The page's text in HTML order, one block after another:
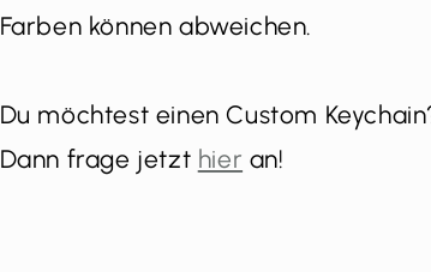
Farben können abweichen.
Du möchtest einen Custom
Dann frage jetzt hier an!